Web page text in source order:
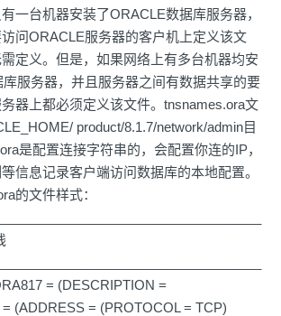
一台机器安装了ORACLE数据库服务器，
问ORACLE服务器的客户机上定义该文
定义。但是，如果网络上有多台机器均安
服务器，并且服务器之间有数据共享的要
器上都必须定义该文件。tnsnames.ora文
product/8.1.7/network/admin目
是配置连接字符串的，会配置你连的IP，
信息记录客户端访问数据库的本地配置。
的文件样式：
= (DESCRIPTION =
(ADDRESS = (PROTOCOL = TCP)